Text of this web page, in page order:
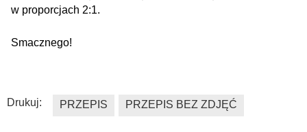
w proporcjach 2:1.
Smacznego!
Drukuj: PRZEPIS PRZEPIS BEZ ZDJĘĆ